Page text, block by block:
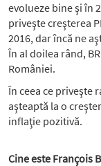
evolueze bine şi în
priveşte creşterea
2016, dar încă ne
În al doilea rând,
României.
În ceea ce priveşte
aşteaptă la o
inflaţie pozitivă.
Cine este François